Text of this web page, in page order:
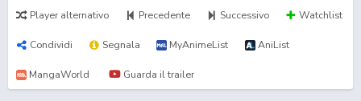
Player alternativo Precedente Successivo Watchlist
Condividi Segnala MyAnimeList AniList
MangaWorld Guarda il trailer